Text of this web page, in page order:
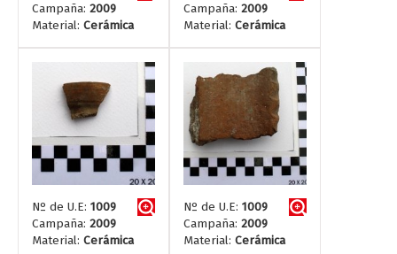
Campaña: 2009
Material: Cerámica
Campaña: 2009
Material: Cerámica
Nº de U.E: 1009
Campaña: 2009
Material: Cerámica
Nº de U.E: 1009
Campaña: 2009
Material: Cerámica